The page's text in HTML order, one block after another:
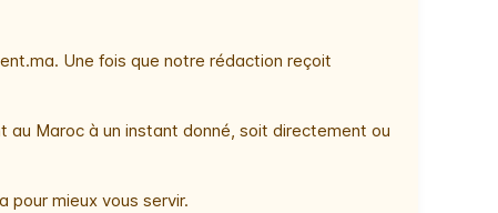
Une fois que notre rédaction reçoit
Maroc à un instant donné, soit directement ou
pour mieux vous servir.